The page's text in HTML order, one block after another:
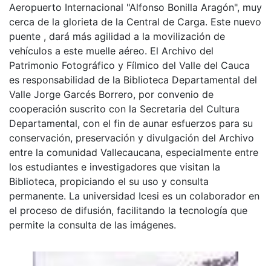
Aeropuerto Internacional "Alfonso Bonilla Aragón", muy
cerca de la glorieta de la Central de Carga. Este nuevo
puente , dará más agilidad a la movilización de
vehículos a este muelle aéreo. El Archivo del
Patrimonio Fotográfico y Fílmico del Valle del Cauca
es responsabilidad de la Biblioteca Departamental del
Valle Jorge Garcés Borrero, por convenio de
cooperación suscrito con la Secretaria del Cultura
Departamental, con el fin de aunar esfuerzos para su
conservación, preservación y divulgación del Archivo
entre la comunidad Vallecaucana, especialmente entre
los estudiantes e investigadores que visitan la
Biblioteca, propiciando el su uso y consulta
permanente. La universidad Icesi es un colaborador en
el proceso de difusión, facilitando la tecnología que
permite la consulta de las imágenes.